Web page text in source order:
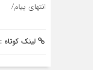
انتهای پیام/
لینک کوتاه :